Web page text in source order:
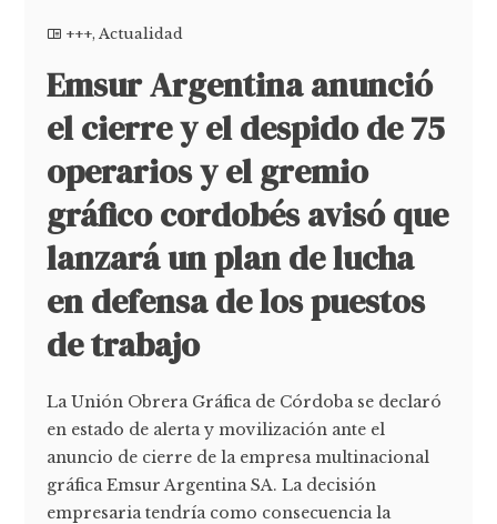
+++,Actualidad
Emsur Argentina anunció
el cierre y el despido de 75
operarios y el gremio
gráfico cordobés avisó que
lanzará un plan de lucha
en defensa de los puestos
de trabajo
La Unión Obrera Gráfica de Córdoba se declaró
en estado de alerta y movilización ante el
anuncio de cierre de la empresa multinacional
gráfica Emsur Argentina SA. La decisión
empresaria tendría como consecuencia la